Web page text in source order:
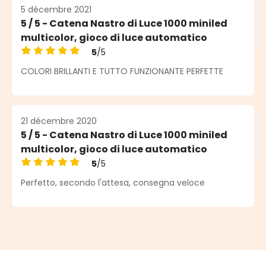
5 décembre 2021
5 / 5 - Catena Nastro di Luce 1000 miniled
multicolor, gioco di luce automatico
Note moyenne de 5 sur 5 étoiles
5/5
COLORI BRILLANTI E TUTTO FUNZIONANTE PERFETTE
21 décembre 2020
5 / 5 - Catena Nastro di Luce 1000 miniled
multicolor, gioco di luce automatico
Note moyenne de 5 sur 5 étoiles
5/5
Perfetto, secondo l'attesa, consegna veloce